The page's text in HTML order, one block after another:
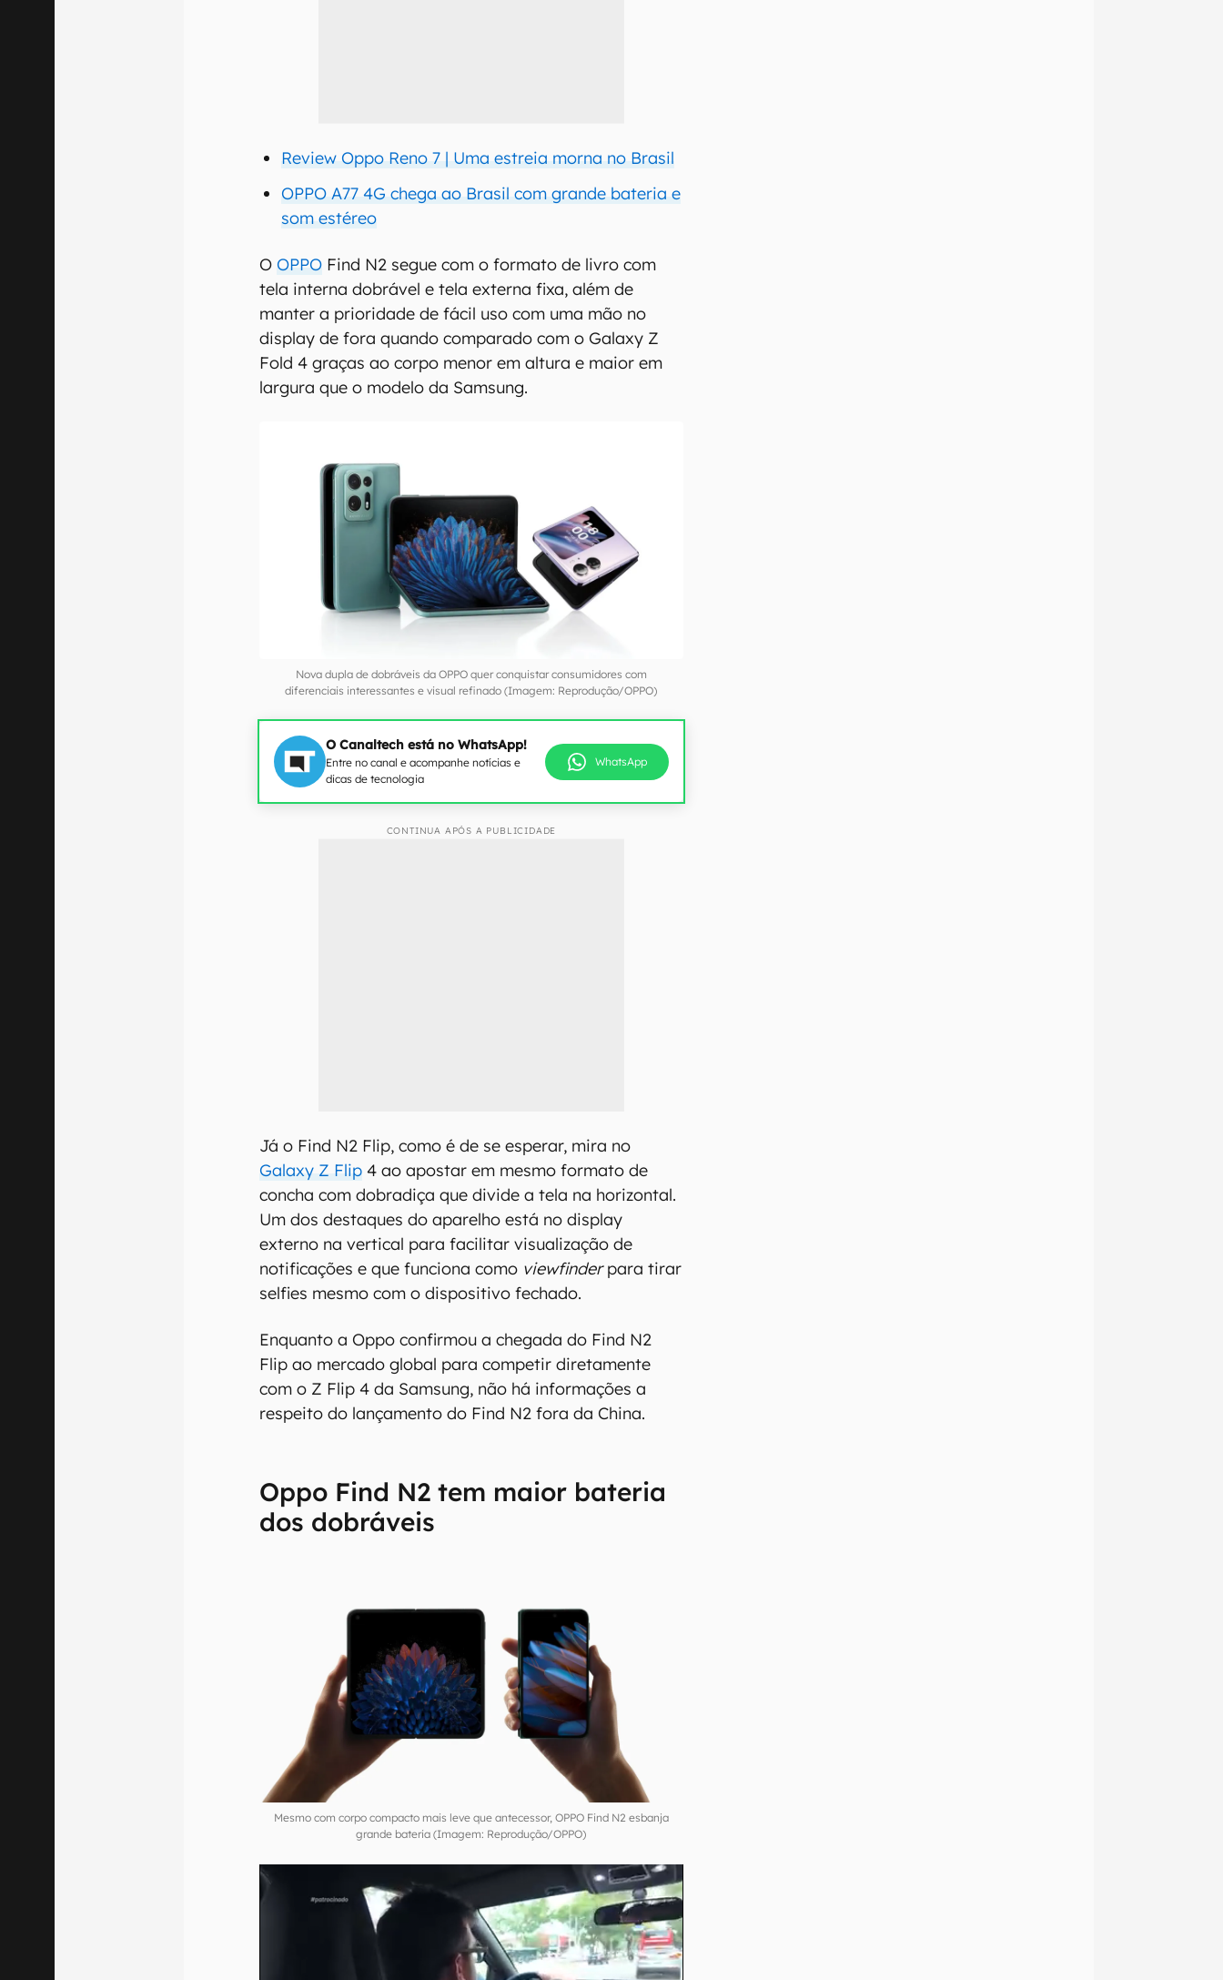
Review Oppo Reno 7 | Uma estreia morna no Brasil
OPPO A77 4G chega ao Brasil com grande bateria e
som estéreo
OOPPO Find N2 segue com o formato de livro com
tela interna dobrável e tela externa fixa, além de
manter a prioridade de fácil uso com uma mão no
display de fora quando comparado com o Galaxy Z
Fold 4 graças ao corpo menor em altura e maior em
largura que o modelo da Samsung.
Nova dupla de dobráveis da OPPO quer conquistar consumidores com
diferenciais interessantes e visual refinado (Imagem: Reprodução/OPPO)
O Canaltech está no WhatsApp!
Entre no canal e acompanhe notícias e
dicas de tecnologia
WhatsApp
CONTINUA APÓS A PUBLICIDADE
Já o Find N2 Flip, como é de se esperar, mira no
Galaxy Z Flip 4 ao apostar em mesmo formato de
concha com dobradiça que divide a tela na horizontal.
Um dos destaques do aparelho está no display
externo na vertical para facilitar visualização de
notificações e que funciona como viewfinderpara tirar
selfies mesmo com o dispositivo fechado.
Enquanto a Oppo confirmou a chegada do Find N2
Flip ao mercado global para competir diretamente
com o Z Flip 4 da Samsung, não há informações a
respeito do lançamento do Find N2 fora da China.
Oppo Find N2 tem maior bateria
dos dobráveis
Mesmo com corpo compacto mais leve que antecessor, OPPO Find N2 esbanja
grande bateria (Imagem: Reprodução/OPPO)